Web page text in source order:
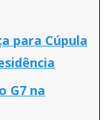
para Cúpula
G7 na